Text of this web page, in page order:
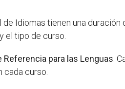
Idiomas tienen una duración
el tipo de curso.
para las Lenguas .
curso.